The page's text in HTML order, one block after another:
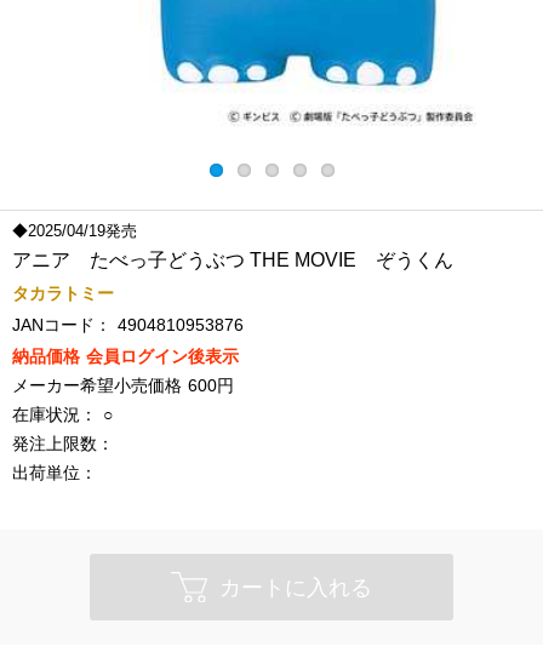
◆2025/04/19発売
アニア たべっ子どうぶつ THE MOVIE ぞうくん
タカラトミー
JANコード：
4904810953876
納品価格 会員ログイン後表示
メーカー希望小売価格 600円
在庫状況：
○
発注上限数：
出荷単位：
カートに入れる